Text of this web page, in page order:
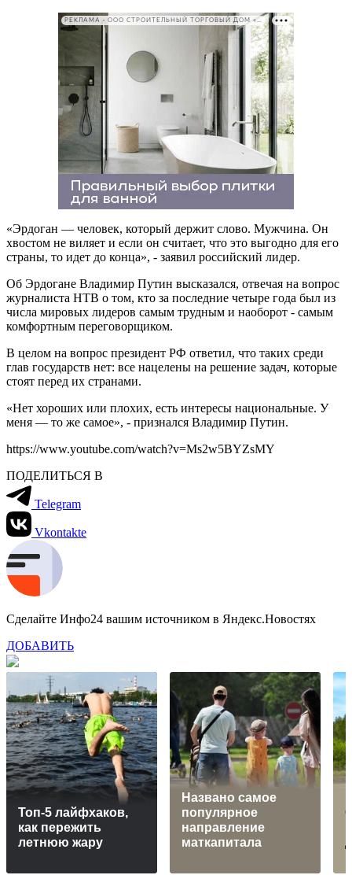
РЕКЛАМА • ООО СТРОИТЕЛЬНЫЙ ТОРГОВЫЙ ДОМ «ПЕТРОВИЧ». ИНН: 7802348846
«Эрдоган — человек, который держит слово. Мужчина. Он
хвостом не виляет и если он считает, что это выгодно для его
страны, то идет до конца», - заявил российский лидер.
Об Эрдогане Владимир Путин высказался, отвечая на вопрос
журналиста НТВ о том, кто за последние четыре года был из
числа мировых лидеров самым трудным и наоборот - самым
комфортным переговорщиком.
В целом на вопрос президент РФ ответил, что таких среди
глав государств нет: все нацелены на решение задач, которые
стоят перед их странами.
«Нет хороших или плохих, есть интересы национальные. У
меня — то же самое», - признался Владимир Путин.
https://www.youtube.com/watch?v=Ms2w5BYZsMY
ПОДЕЛИТЬСЯ В
Telegram
Vkontakte
Сделайте Инфо24 вашим источником в Яндекс.Новостях
ДОБАВИТЬ
Топ-5 лайфхаков,
как пережить
летнюю жару
Названо самое
популярное
направление
маткапитала